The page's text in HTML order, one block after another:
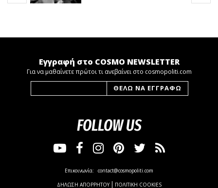
Εγγραφή στο COSMO NEWSLETTER
Για να μαθαίνετε πρώτοι τι ανεβαίνει στο cosmopoliti.com
FOLLOW US
Επικοινωνία: contact@cosmopoliti.com
ΔΗΛΩΣΗ ΑΠΟΡΡΗΤΟΥ ΠΟΛΙΤΙΚΗ COOKIES